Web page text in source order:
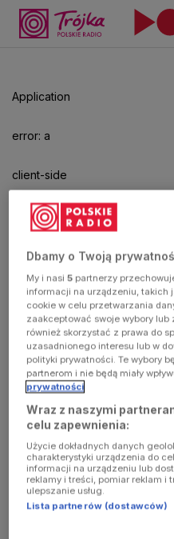
Application
error: a
client-side
exception
has
occurred
(see the
browser
console for
more
information)
Dbamy o Twoją
My i nasi5 partnerzy
informacji na urządzeniu, takich
cookie w celu przetwarzania
zaakceptować swoje wybory
również skorzystać z prawa do
uzasadnionego interesu lub w
polityki prywatności. Te wybory
partnerom i nie będą miały
prywatności
Wraz z naszymi
celu zapewnienia:
Użycie dokładnych danych
charakterystyki urządzenia do
informacji na urządzeniu lub
reklamy i treści, pomiar reklam i
ulepszanie usług.
Lista partnerów (dostawców)